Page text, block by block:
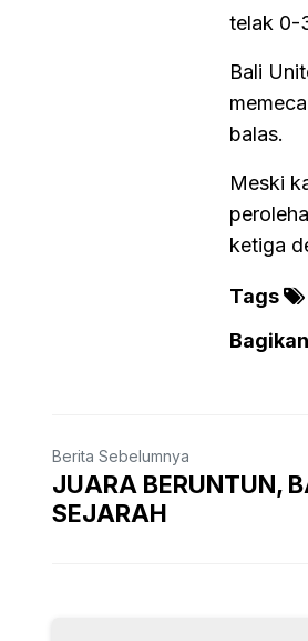
telak 0-
Bali
balas.
Meski
ketiga
Tags
Bagikan
Berita Sebelumnya
JUARA BERUNTUN,
SEJARAH